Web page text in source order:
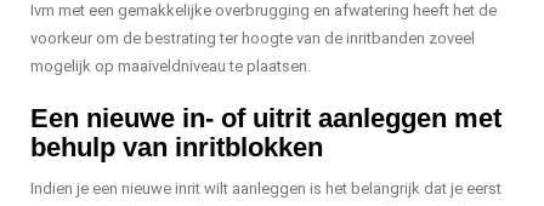
Ivm met een gemakkelijke overbrugging en afwatering heeft het de
voorkeur om de bestrating ter hoogte van de inritbanden zoveel
mogelijk op maaiveldniveau te plaatsen.
Een nieuwe in- of uitrit aanleggen met
behulp van inritblokken
Indien je een nieuwe inrit wilt aanleggen is het belangrijk dat je eerst